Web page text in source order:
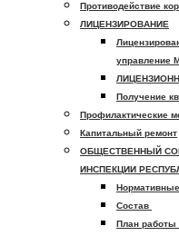
Противодействие
ЛИЦЕНЗИРОВАНИЕ
управление
Получение
Профилактические
Капитальный ремонт
ОБЩЕСТВЕННЫЙ
ИНСПЕКЦИИ
Состав
План работы